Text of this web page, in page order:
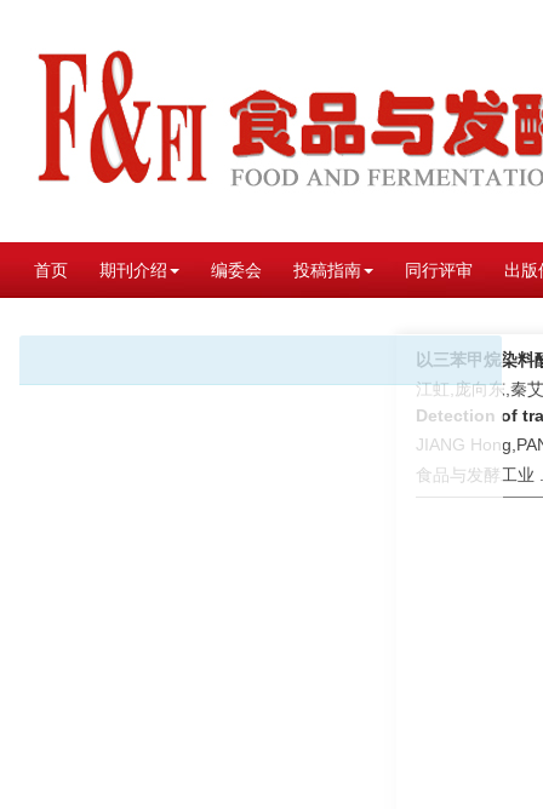
首页 期刊介绍 编委会 投稿指南 同行评审 出版
以三苯甲烷染
江虹,庞向东,秦
Detection of
JIANG
食品与发酵工业